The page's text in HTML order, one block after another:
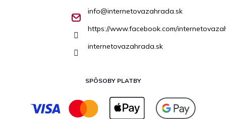
info@internetovazahrada.sk
https://www.facebook.com/
internetovazahrada.sk
SPÔSOBY PLATBY